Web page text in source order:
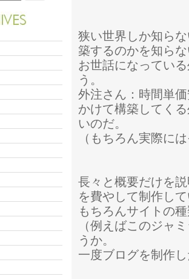
狭い世界しか知ら
築するのかを知ら
お世話になってい
う。
外注さん：時間単
かけて構築してく
いのだ。
（もちろん実際に
長々と概要だけを
を費やして制作し
もちろんサイトの
（例えばこのジャ
うか。
一度ブログを制作